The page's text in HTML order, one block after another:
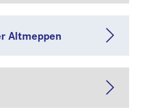
Altmeppen